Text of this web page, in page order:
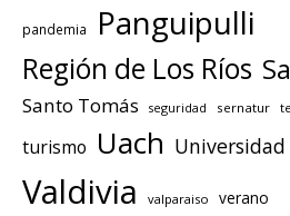
pandemia Panguipulli
Región de Los Ríos
Santo Tomás seguridad sernatur
turismo Uach
Valdivia valparaiso verano